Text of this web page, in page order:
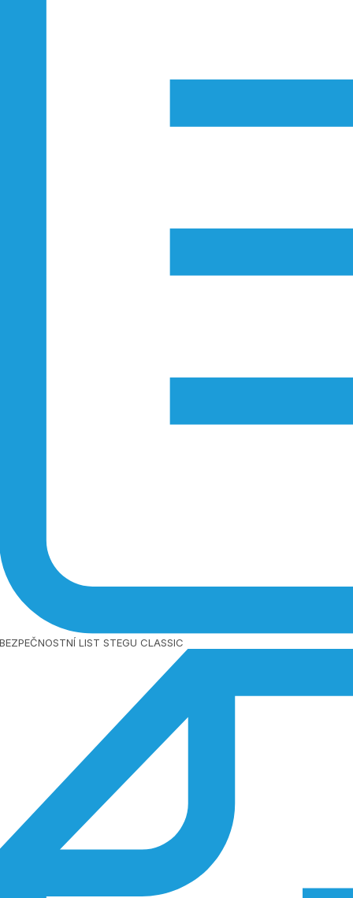
BEZPEČNOSTNÍ LIST STEGU CLASSIC